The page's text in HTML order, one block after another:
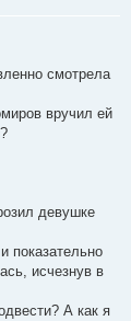
смотрела
вручил ей
девушке
показательно
исчезнув в
А как я